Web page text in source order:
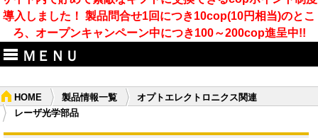
導入しました！ 製品問合せ1回につき10cop(10円相当)のとこ
ろ、オープンキャンペーン中につき100～200cop進呈中!!
ＭＥＮＵ
HOME 製品情報一覧
オプトエレクトロニクス関連
レーザ光学部品